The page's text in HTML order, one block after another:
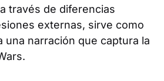
través de diferencias
externas, sirve como
una narración que captura la